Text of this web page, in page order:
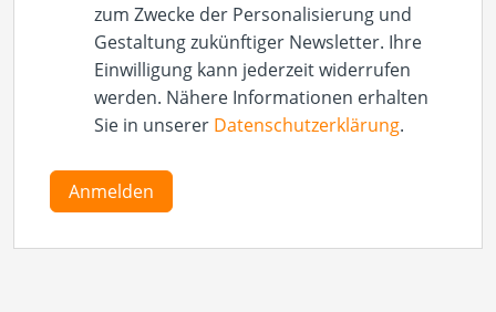
zum Zwecke der Personalisierung und
Gestaltung zukünftiger Newsletter. Ihre
Einwilligung kann jederzeit widerrufen
werden. Nähere Informationen erhalten
Sie in unserer Datenschutzerklärung.